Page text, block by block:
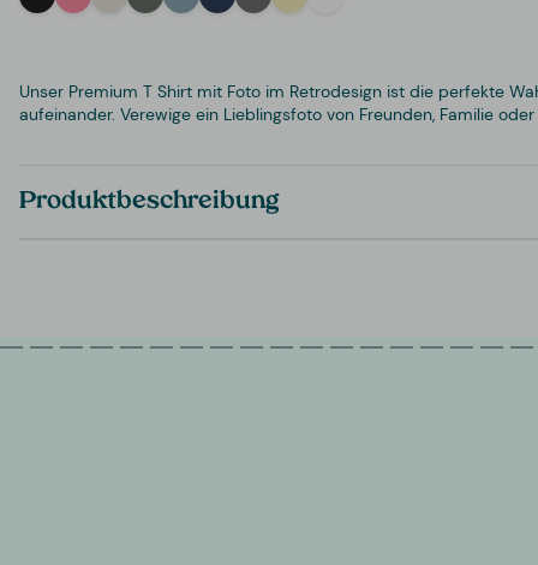
BlackPink Off-White
GreenLight Blue
NavyGreyYellow
Unser Premium T Shirt mit Foto im Retrodesign ist die perfekte
aufeinander. Verewige ein Lieblingsfoto von Freunden, Familie
Produktbeschreibung